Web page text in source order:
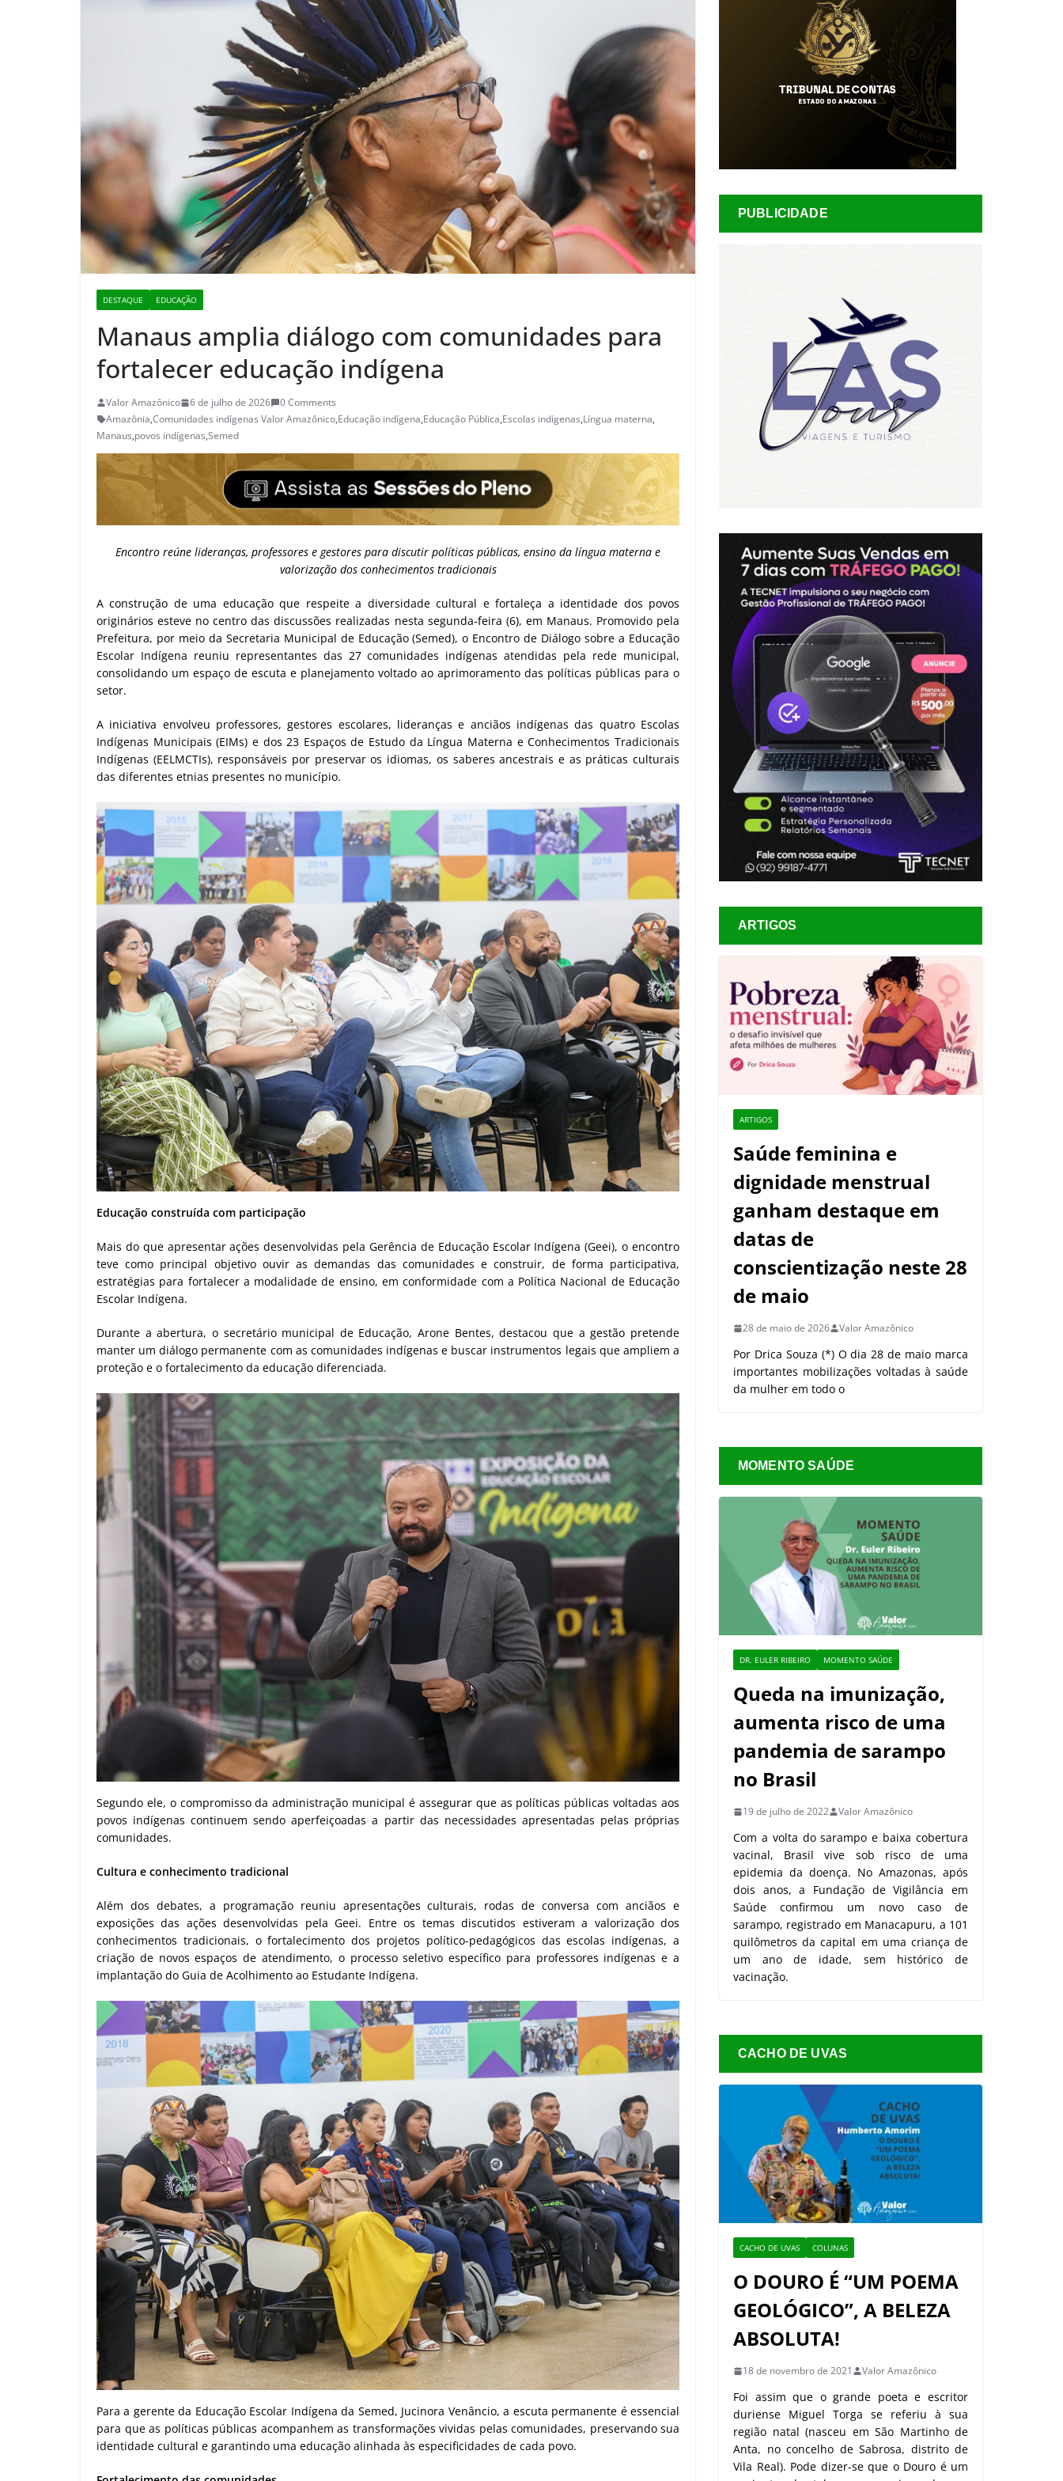
DESTAQUE EDUCAÇÃO
Manaus amplia diálogo com comunidades para
fortalecer educação indígena
Valor Amazônico 6 de julho de 2026
0 Comments
Amazônia,Comunidades indígenas Valor Amazônico,Educação indígena,Educação Pública,Escolas indígenas,Língua materna,
Manaus,povos indígenas,Semed
Encontro reúne lideranças, professores e gestores para discutir políticas públicas, ensino da língua materna e
valorização dos conhecimentos tradicionais
A construção de uma educação que respeite a diversidade cultural e fortaleça a identidade dos povos
originários esteve no centro das discussões realizadas nesta segunda-feira (6), em Manaus. Promovido pela
Prefeitura, por meio da Secretaria Municipal de Educação (Semed), o Encontro de Diálogo sobre a Educação
Escolar Indígena reuniu representantes das 27 comunidades indígenas atendidas pela rede municipal,
consolidando um espaço de escuta e planejamento voltado ao aprimoramento das políticas públicas para o
setor.
A iniciativa envolveu professores, gestores escolares, lideranças e anciãos indígenas das quatro Escolas
Indígenas Municipais (EIMs) e dos 23 Espaços de Estudo da Língua Materna e Conhecimentos Tradicionais
Indígenas (EELMCTIs), responsáveis por preservar os idiomas, os saberes ancestrais e as práticas culturais
das diferentes etnias presentes no município.
Educação construída com participação
Mais do que apresentar ações desenvolvidas pela Gerência de Educação Escolar Indígena (Geei), o encontro
teve como principal objetivo ouvir as demandas das comunidades e construir, de forma participativa,
estratégias para fortalecer a modalidade de ensino, em conformidade com a Política Nacional de Educação
Escolar Indígena.
Durante a abertura, o secretário municipal de Educação, Arone Bentes, destacou que a gestão pretende
manter um diálogo permanente com as comunidades indígenas e buscar instrumentos legais que ampliem a
proteção e o fortalecimento da educação diferenciada.
Segundo ele, o compromisso da administração municipal é assegurar que as políticas públicas voltadas aos
povos indígenas continuem sendo aperfeiçoadas a partir das necessidades apresentadas pelas próprias
comunidades.
Cultura e conhecimento tradicional
Além dos debates, a programação reuniu apresentações culturais, rodas de conversa com anciãos e
exposições das ações desenvolvidas pela Geei. Entre os temas discutidos estiveram a valorização dos
conhecimentos tradicionais, o fortalecimento dos projetos político-pedagógicos das escolas indígenas, a
criação de novos espaços de atendimento, o processo seletivo específico para professores indígenas e a
implantação do Guia de Acolhimento ao Estudante Indígena.
Para a gerente da Educação Escolar Indígena da Semed, Jucinora Venâncio, a escuta permanente é essencial
para que as políticas públicas acompanhem as transformações vividas pelas comunidades, preservando sua
identidade cultural e garantindo uma educação alinhada às especificidades de cada povo.
PUBLICIDADE
ARTIGOS
ARTIGOS
Saúde feminina e
dignidade menstrual
ganham destaque em
datas de
conscientização neste 28
de maio
28 de maio de 2026 Valor Amazônico
Por Drica Souza (*) O dia 28 de maio marca
importantes mobilizações voltadas à saúde
da mulher em todo o
MOMENTO SAÚDE
DR. EULER RIBEIRO MOMENTO SAÚDE
Queda na imunização,
aumenta risco de uma
pandemia de sarampo
no Brasil
19 de julho de 2022 Valor Amazônico
Com a volta do sarampo e baixa cobertura
vacinal, Brasil vive sob risco de uma
epidemia da doença. No Amazonas, após
dois anos, a Fundação de Vigilância em
Saúde confirmou um novo caso de
sarampo, registrado em Manacapuru, a 101
quilômetros da capital em uma criança de
um ano de idade, sem histórico de
vacinação.
CACHO DE UVAS
CACHO DE UVAS COLUNAS
O DOURO É “UM POEMA
GEOLÓGICO”, A BELEZA
ABSOLUTA!
18 de novembro de 2021 Valor Amazônico
Foi assim que o grande poeta e escritor
duriense Miguel Torga se referiu à sua
região natal (nasceu em São Martinho de
Anta, no concelho de Sabrosa, distrito de
Vila Real). Pode dizer-se que o Douro é um